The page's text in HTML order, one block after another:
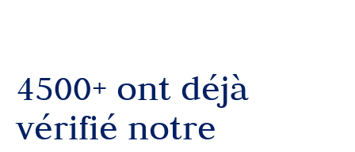
4500+ ont déjà
vérifié notre